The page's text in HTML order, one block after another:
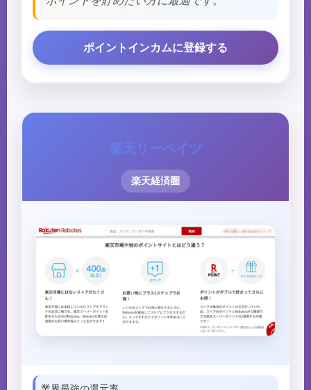
ポイントインカムに登録する
楽天リーベイツ
楽天経済圏